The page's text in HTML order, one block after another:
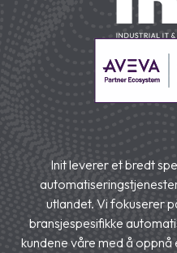
Init leverer et bredt
utlandet. Vi fokuserer
bransjespesifikke
kundene våre med å